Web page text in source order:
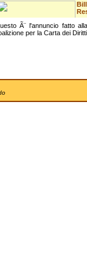
Il
Ã¨ l'annuncio fatto
per la Carta dei